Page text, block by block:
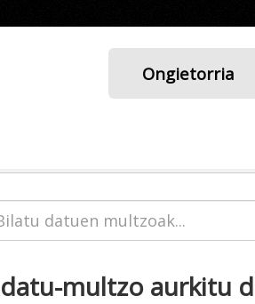
Ongietorria
multzo aurkitu